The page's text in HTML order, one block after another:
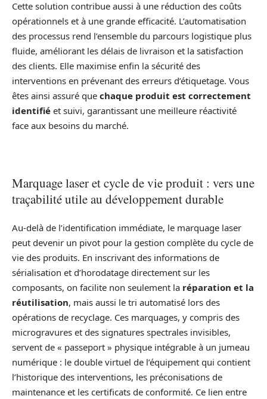
Cette solution contribue aussi à une réduction des coûts
opérationnels et à une grande efficacité. L’automatisation
des processus rend l’ensemble du parcours logistique plus
fluide, améliorant les délais de livraison et la satisfaction
des clients. Elle maximise enfin la sécurité des
interventions en prévenant des erreurs d’étiquetage. Vous
êtes ainsi assuré que chaque produit est correctement
identifié et suivi, garantissant une meilleure réactivité
face aux besoins du marché.
Marquage laser et cycle de vie produit : vers une
traçabilité utile au développement durable
Au-delà de l’identification immédiate, le marquage laser
peut devenir un pivot pour la gestion complète du cycle de
vie des produits. En inscrivant des informations de
sérialisation et d’horodatage directement sur les
composants, on facilite non seulement la réparation et la
réutilisation, mais aussi le tri automatisé lors des
opérations de recyclage. Ces marquages, y compris des
microgravures et des signatures spectrales invisibles,
servent de « passeport » physique intégrable à un jumeau
numérique : le double virtuel de l’équipement qui contient
l’historique des interventions, les préconisations de
maintenance et les certificats de conformité. Ce lien entre